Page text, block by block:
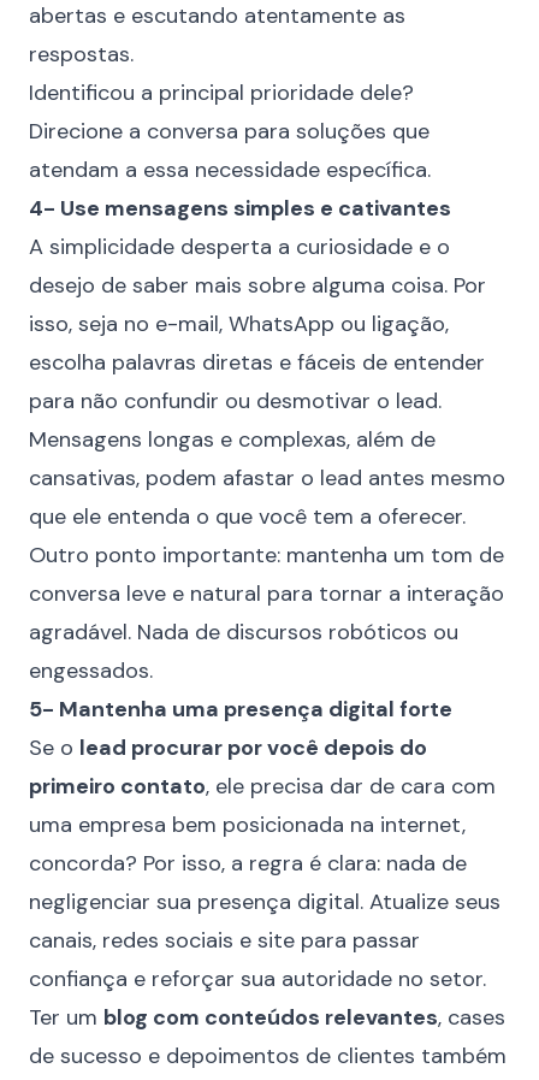
abertas e escutando atentamente as
respostas.
Identificou a principal prioridade dele?
Direcione a conversa para soluções que
atendam a essa necessidade específica.
4- Use mensagens simples e cativantes
A simplicidade desperta a curiosidade e o
desejo de saber mais sobre alguma coisa. Por
isso, seja no e-mail, WhatsApp ou ligação,
escolha palavras diretas e fáceis de entender
para não confundir ou desmotivar o lead.
Mensagens longas e complexas, além de
cansativas, podem afastar o lead antes mesmo
que ele entenda o que você tem a oferecer.
Outro ponto importante: mantenha um tom de
conversa leve e natural para tornar a interação
agradável. Nada de discursos robóticos ou
engessados.
5- Mantenha uma presença digital forte
Se o lead procurar por você depois do
primeiro contato, ele precisa dar de cara com
uma empresa bem posicionada na internet,
concorda? Por isso, a regra é clara: nada de
negligenciar sua presença digital. Atualize seus
canais, redes sociais e site para passar
confiança e reforçar sua autoridade no setor.
Ter um blog com conteúdos relevantes, cases
de sucesso e depoimentos de clientes também